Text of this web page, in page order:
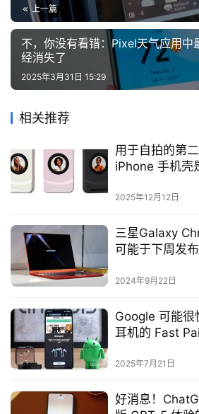
上一篇
不，你没有看错：Pixel天气应用中
经消失了
2025年3月31日 15:29
相关推荐
用于自拍的第
iPhone 手机壳
2025年12月12日
三星Galaxy
可能于下周发布
2024年9月22日
Google 可能很
耳机的 Fast
2025年7月21日
好消息！